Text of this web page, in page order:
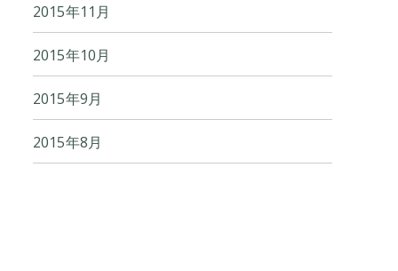
2015年11月
2015年10月
2015年9月
2015年8月